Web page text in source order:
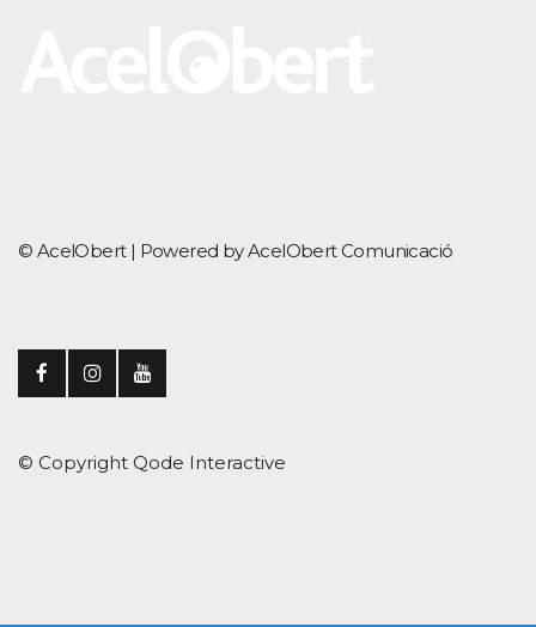
© AcelObert | Powered by AcelObert Comunicació
© Copyright Qode Interactive